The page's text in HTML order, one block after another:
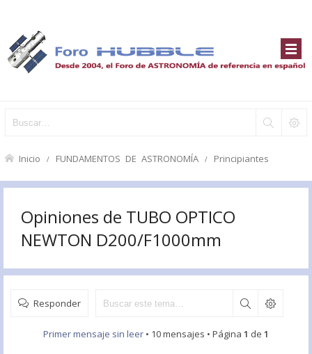
Inicio FUNDAMENTOS DE ASTRONOMÍA Principiantes
Opiniones de TUBO OPTICO
NEWTON D200/F1000mm
Responder
Primer mensaje sin leer • 10 mensajes • Página 1 de 1